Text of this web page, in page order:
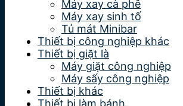
Máy xay cà phê
Máy xay sinh tố
Tủ mát Minibar
Thiết bị công nghiệp khác
Thiết bị giặt là
Máy giặt công nghiệp
Máy sấy công nghiệp
Thiết bị khác
Thiết bị làm bánh